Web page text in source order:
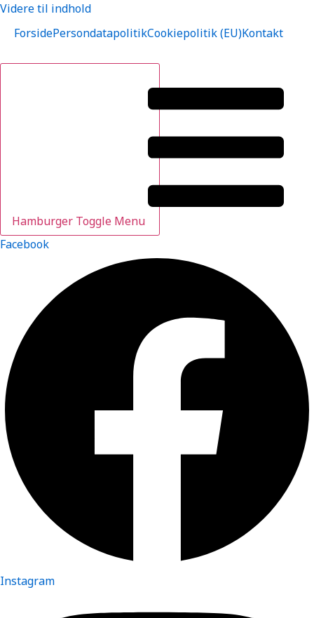
Videre til indhold
ForsidePersondatapolitikCookiepolitik (EU)Kontakt
Hamburger Toggle Menu
Facebook
Instagram